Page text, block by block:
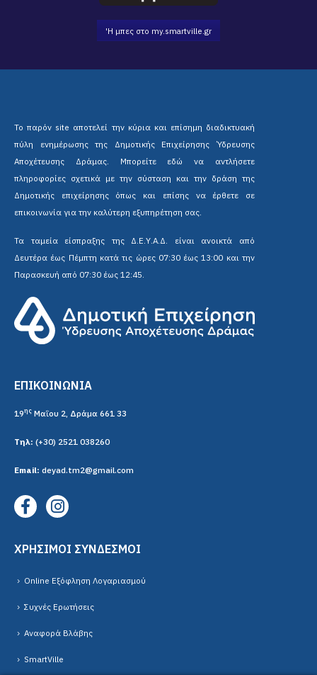
'Η μπες στο my.smartville.gr
Το παρόν site αποτελεί την κύρια και επίσημη διαδικτυακή
πύλη ενημέρωσης της Δημοτικής Επιχείρησης Ύδρευσης
Αποχέτευσης Δράμας. Μπορείτε εδώ να αντλήσετε
πληροφορίες σχετικά με την σύσταση και την δράση της
Δημοτικής επιχείρησης όπως και επίσης να έρθετε σε
επικοινωνία για την καλύτερη εξυπηρέτηση σας.
Τα ταμεία είσπραξης της Δ.Ε.Υ.Α.Δ. είναι ανοικτά από
Δευτέρα έως Πέμπτη κατά τις ώρες 07:30 έως 13:00 και την
Παρασκευή από 07:30 έως 12:45.
ΕΠΙΚΟΙΝΩΝΙΑ
19ης Μαΐου 2, Δράμα 661 33
Τηλ: (+30) 2521 038260
Email: deyad.tm2@gmail.com
ΧΡΗΣΙΜΟΙ ΣΥΝΔΕΣΜΟΙ
Online Εξόφληση Λογαριασμού
Συχνές Ερωτήσεις
Αναφορά Βλάβης
SmartVille